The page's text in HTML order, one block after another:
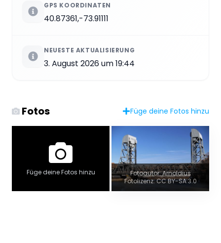
GPS KOORDINATEN
40.87361,-73.91111
NEUESTE AKTUALISIERUNG
3. August 2026 um 19:44
Fotos Füge deine Fotos hinzu
Füge deine Fotos hinzu
Fotoautor: Arnoldius
Fotolizenz: CC BY-SA 3.0